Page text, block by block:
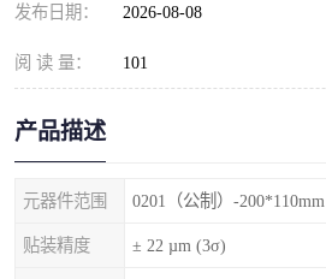
发布日期： 2026-08-08
阅 读 量： 101
产品描述
元器件范围 0201（公制）-200*110mm
贴装精度 ± 22 µm (3σ)